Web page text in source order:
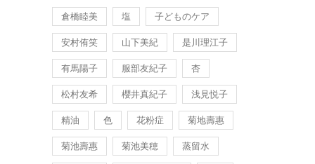
倉橋睦美 塩 子どものケア
安村侑笑 山下美紀 是川理江子
有馬陽子 服部友紀子 杏
松村友希 櫻井真紀子 浅見悦子
精油 色 花粉症 菊地壽惠
菊池壽惠 菊池美穂 蒸留水